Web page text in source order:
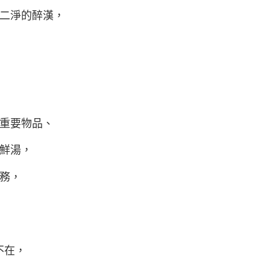
淨的醉漢，
要物品、
湯，
，
，